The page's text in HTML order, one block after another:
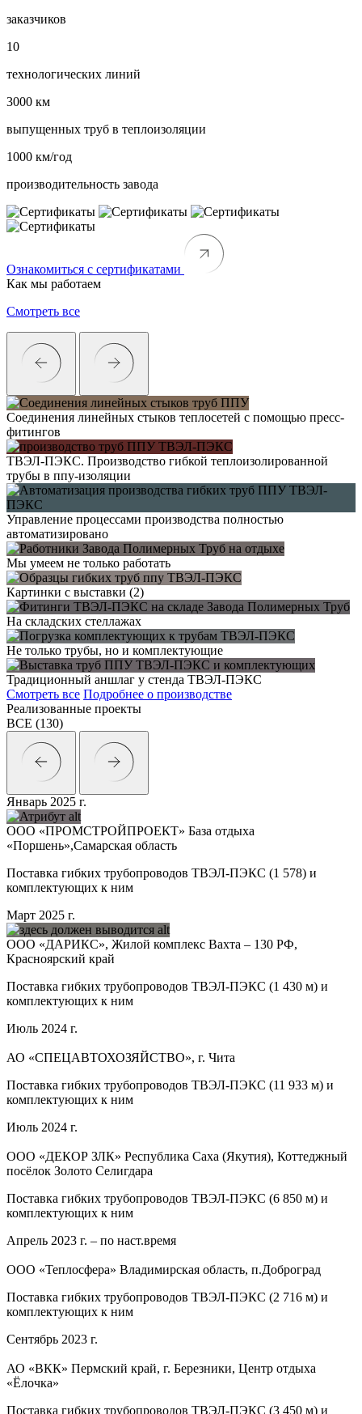
заказчиков
10
технологических линий
3000 км
выпущенных труб в теплоизоляции
1000 км/год
производительность завода
Ознакомиться с сертификатами
Как мы работаем
Смотреть все
Соединения линейных стыков теплосетей с помощью пресс-
фитингов
ТВЭЛ-ПЭКС. Производство гибкой теплоизолированной
трубы в ппу-изоляции
Управление процессами производства полностью
автоматизировано
Мы умеем не только работать
Картинки с выставки (2)
На складских стеллажах
Не только трубы, но и комплектующие
Традиционный аншлаг у стенда ТВЭЛ-ПЭКС
Смотреть все Подробнее о производстве
Реализованные проекты
ВСЕ (130)
Январь 2025 г.
ООО «ПРОМСТРОЙПРОЕКТ» База отдыха
«Поршень»,Самарская область
Поставка гибких трубопроводов ТВЭЛ-ПЭКС (1 578) и
комплектующих к ним
Март 2025 г.
ООО «ДАРИКС», Жилой комплекс Вахта – 130 РФ,
Красноярский край
Поставка гибких трубопроводов ТВЭЛ-ПЭКС (1 430 м) и
комплектующих к ним
Июль 2024 г.
АО «СПЕЦАВТОХОЗЯЙСТВО», г. Чита
Поставка гибких трубопроводов ТВЭЛ-ПЭКС (11 933 м) и
комплектующих к ним
Июль 2024 г.
ООО «ДЕКОР ЗЛК» Республика Саха (Якутия), Коттеджный
посёлок Золото Селигдара
Поставка гибких трубопроводов ТВЭЛ-ПЭКС (6 850 м) и
комплектующих к ним
Апрель 2023 г. – по наст.время
ООО «Теплосфера» Владимирская область, п.Доброград
Поставка гибких трубопроводов ТВЭЛ-ПЭКС (2 716 м) и
комплектующих к ним
Сентябрь 2023 г.
АО «ВКК» Пермский край, г. Березники, Центр отдыха
«Ёлочка»
Поставка гибких трубопроводов ТВЭЛ-ПЭКС (3 450 м) и